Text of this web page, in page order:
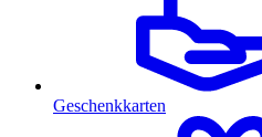
Geschenkkarten